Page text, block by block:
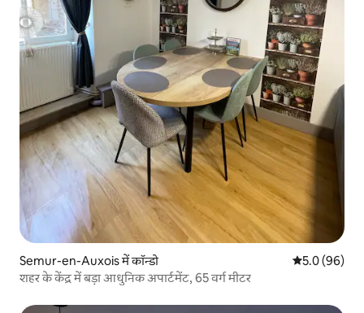
Semur-en-Auxois में कॉन्डो औसत रेटिंग 5 में
5.0 (96)
शहर के केंद्र में बड़ा आधुनिक अपार्टमेंट, 65 वर्ग मीटर